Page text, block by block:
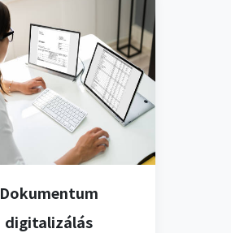
Dokumentum
digitalizálás